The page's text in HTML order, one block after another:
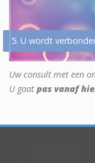
5. U wordt
Uw consult met een
U gaat pas vanaf